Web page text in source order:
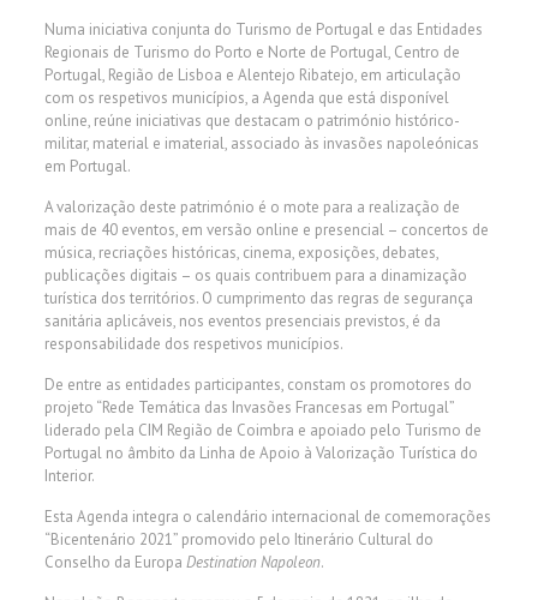
Numa iniciativa conjunta do Turismo de Portugal e das Entidades
Regionais de Turismo do Porto e Norte de Portugal, Centro de
Portugal, Região de Lisboa e Alentejo Ribatejo, em articulação
com os respetivos municípios, a Agenda que está disponível
online, reúne iniciativas que destacam o património histórico-
militar, material e imaterial, associado às invasões napoleónicas
em Portugal.
A valorização deste património é o mote para a realização de
mais de 40 eventos, em versão online e presencial – concertos de
música, recriações históricas, cinema, exposições, debates,
publicações digitais – os quais contribuem para a dinamização
turística dos territórios. O cumprimento das regras de segurança
sanitária aplicáveis, nos eventos presenciais previstos, é da
responsabilidade dos respetivos municípios.
De entre as entidades participantes, constam os promotores do
projeto “Rede Temática das Invasões Francesas em Portugal”
liderado pela CIM Região de Coimbra e apoiado pelo Turismo de
Portugal no âmbito da Linha de Apoio à Valorização Turística do
Interior.
Esta Agenda integra o calendário internacional de comemorações
“Bicentenário 2021” promovido pelo Itinerário Cultural do
Conselho da Europa Destination Napoleon.